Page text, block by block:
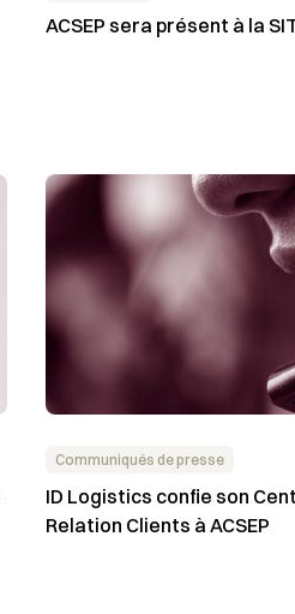
ACSEP sera présent à la
Communiqués de presse
ID Logistics confie son
Relation Clients à ACSEP